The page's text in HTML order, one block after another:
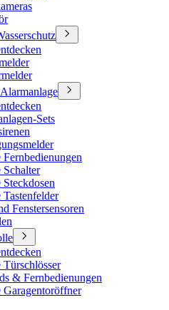
Sets
Fernbedienungen
Schalter
Steckdosen
Tastenfelder
Fenstersensoren
Türschlösser
& Fernbedienungen
Garagentoröffner